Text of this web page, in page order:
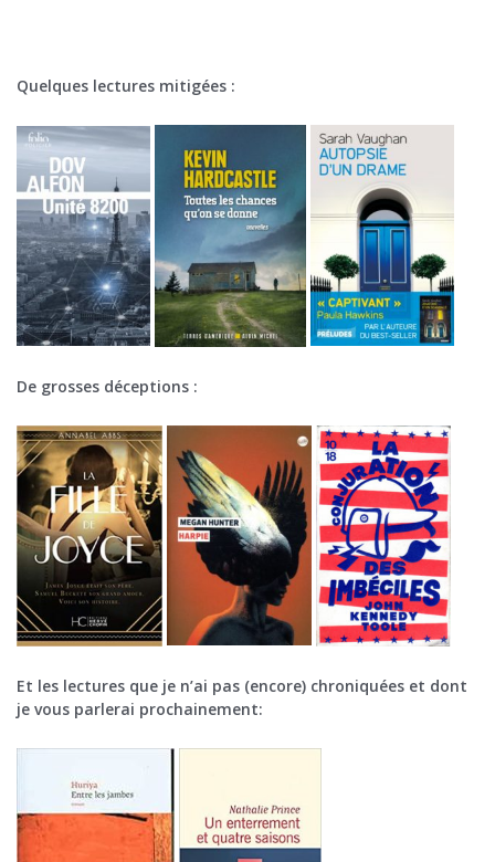
Quelques lectures mitigées :
De grosses déceptions :
Et les lectures que je n’ai pas (encore) chroniquées et dont
je vous parlerai prochainement: